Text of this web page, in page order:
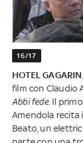
16/17
HOTEL
film con Claudio
Abbi fede. Il
Amendola recita
Beato, un